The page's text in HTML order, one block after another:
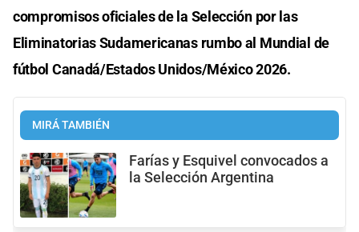
compromisos oficiales de la Selección por las
Eliminatorias Sudamericanas rumbo al Mundial de
fútbol Canadá/Estados Unidos/México 2026.
MIRÁ TAMBIÉN
Farías y Esquivel convocados a
la Selección Argentina